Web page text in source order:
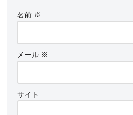
名前 ※
メール ※
サイト